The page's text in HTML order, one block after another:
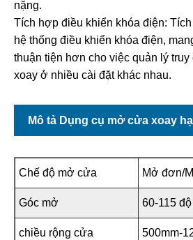
nặng.
Tích hợp điều khiển khóa điện:
hệ thống điều khiển khóa điện,
thuận tiện hơn cho việc quản lý
xoay ở nhiều cài đặt khác nhau.
Mô tả Dụng cụ mở cửa xoay
Chế độ mở cửa Mở đơn/
Góc mở 60-115 độ
chiều rộng cửa 500mm-